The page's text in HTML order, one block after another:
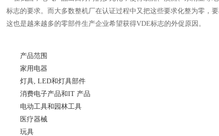
标志的要求。而大多数整机厂在认证过程中又把这些要求化整为零，
这也是越来越多的零部件生产企业希望获得VDE标志的外促原因。
产品范围
家用电器
灯具, LED和灯具部件
消费电子产品和IT 产品
电动工具和园林工具
医疗器械
玩具